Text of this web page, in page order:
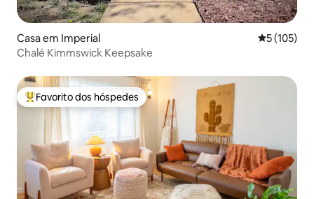
Casa em Imperial
5 (105)
Chalé Kimmswick Keepsake
Favoritos dos hóspedes mais apreciados
Favorito dos hóspedes